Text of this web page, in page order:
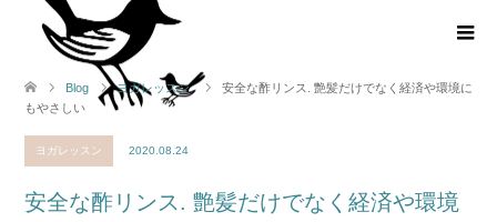
Blog ヨガレッスン
安全な酢リンス. 艶髪だけでなく経済や環境に
もやさしい
ヨガレッスン 2020.08.24
安全な酢リンス. 艶髪だけでなく経済や環境